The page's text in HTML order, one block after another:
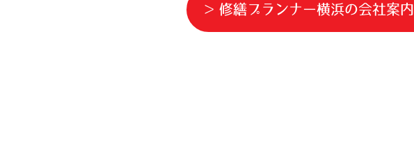
修繕プランナー横浜の会社案